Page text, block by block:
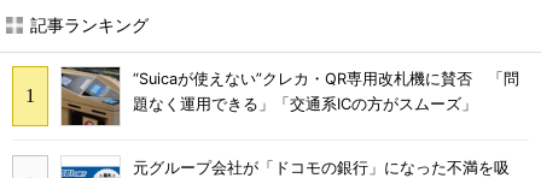
記事ランキング
“Suicaが使えない”クレカ・QR専用改札機に賛否 「問
題なく運用できる」「交通系ICの方がスムーズ」
元グループ会社が「ドコモの銀行」になった不満を吸